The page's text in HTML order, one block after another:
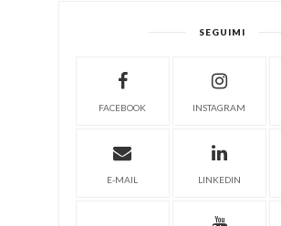
SEGUIMI
FACEBOOK INSTAGRAM
E-MAIL LINKEDIN